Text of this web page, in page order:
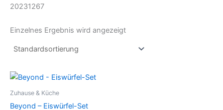
20231267
Einzelnes Ergebnis wird angezeigt
Zuhause & Küche
Beyond – Eiswürfel-Set